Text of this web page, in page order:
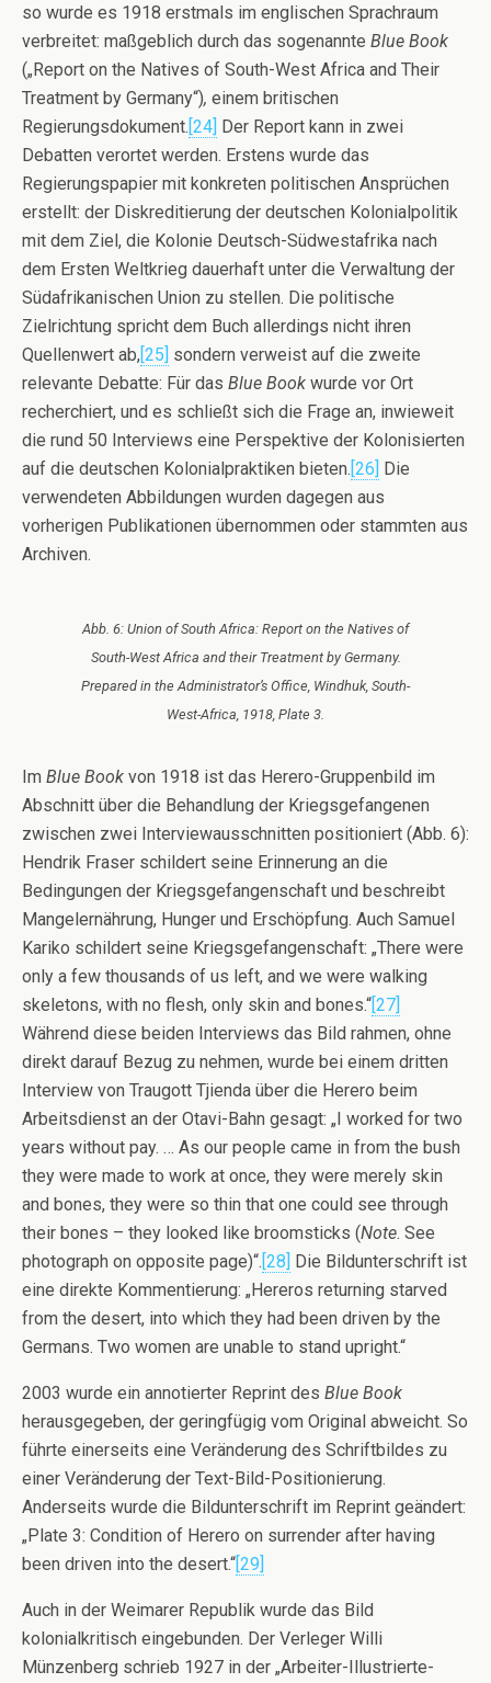
so wurde es 1918 erstmals im englischen Sprachraum
verbreitet: maßgeblich durch das sogenannte Blue Book
(„Report on the Natives of South-West Africa and Their
Treatment by Germany“), einem britischen
Regierungsdokument.[24] Der Report kann in zwei
Debatten verortet werden. Erstens wurde das
Regierungspapier mit konkreten politischen Ansprüchen
erstellt: der Diskreditierung der deutschen Kolonialpolitik
mit dem Ziel, die Kolonie Deutsch-Südwestafrika nach
dem Ersten Weltkrieg dauerhaft unter die Verwaltung der
Südafrikanischen Union zu stellen. Die politische
Zielrichtung spricht dem Buch allerdings nicht ihren
Quellenwert ab,[25] sondern verweist auf die zweite
relevante Debatte: Für das Blue Book wurde vor Ort
recherchiert, und es schließt sich die Frage an, inwieweit
die rund 50 Interviews eine Perspektive der Kolonisierten
auf die deutschen Kolonialpraktiken bieten.[26] Die
verwendeten Abbildungen wurden dagegen aus
vorherigen Publikationen übernommen oder stammten aus
Archiven.
Abb. 6: Union of South Africa: Report on the Natives of
South-West Africa and their Treatment by Germany.
Prepared in the Administrator’s Office, Windhuk, South-
West-Africa, 1918, Plate 3.
Im Blue Book von 1918 ist das Herero-Gruppenbild im
Abschnitt über die Behandlung der Kriegsgefangenen
zwischen zwei Interviewausschnitten positioniert (Abb. 6):
Hendrik Fraser schildert seine Erinnerung an die
Bedingungen der Kriegsgefangenschaft und beschreibt
Mangelernährung, Hunger und Erschöpfung. Auch Samuel
Kariko schildert seine Kriegsgefangenschaft: „There were
only a few thousands of us left, and we were walking
skeletons, with no flesh, only skin and bones.“[27]
Während diese beiden Interviews das Bild rahmen, ohne
direkt darauf Bezug zu nehmen, wurde bei einem dritten
Interview von Traugott Tjienda über die Herero beim
Arbeitsdienst an der Otavi-Bahn gesagt: „I worked for two
years without pay. … As our people came in from the bush
they were made to work at once, they were merely skin
and bones, they were so thin that one could see through
their bones – they looked like broomsticks (Note. See
photograph on opposite page)“.[28] Die Bildunterschrift ist
eine direkte Kommentierung: „Hereros returning starved
from the desert, into which they had been driven by the
Germans. Two women are unable to stand upright.“
2003 wurde ein annotierter Reprint des Blue Book
herausgegeben, der geringfügig vom Original abweicht. So
führte einerseits eine Veränderung des Schriftbildes zu
einer Veränderung der Text-Bild-Positionierung.
Anderseits wurde die Bildunterschrift im Reprint geändert:
„Plate 3: Condition of Herero on surrender after having
been driven into the desert.“[29]
Auch in der Weimarer Republik wurde das Bild
kolonialkritisch eingebunden. Der Verleger Willi
Münzenberg schrieb 1927 in der „Arbeiter-Illustrierte-